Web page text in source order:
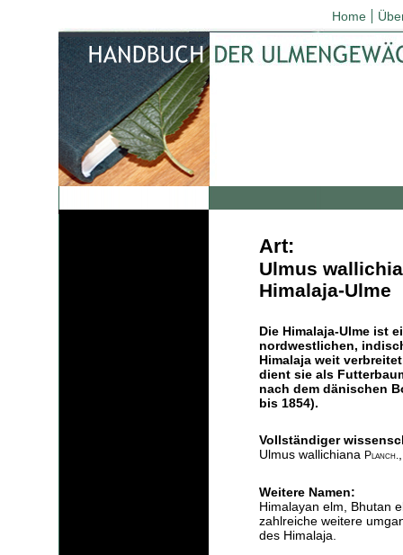
Home
Art:
Ulmus
Himalaja-Ulme
Die Himalaja-Ulme ist
nordwestlichen,
Himalaja weit
dient sie als
nach dem dänischen
bis 1854).
Vollständiger
Ulmus wallichiana Planch.
Weitere Namen:
Himalayan elm, Bhutan
zahlreiche weitere
des Himalaja.